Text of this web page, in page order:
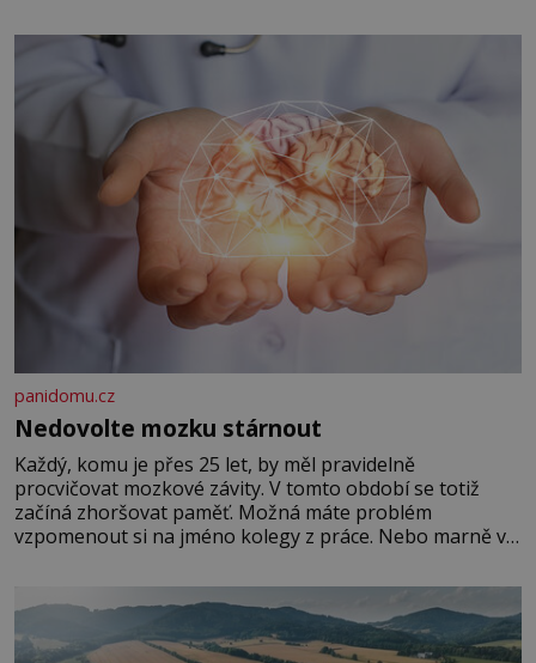
panidomu.cz
Nedovolte mozku stárnout
Každý, komu je přes 25 let, by měl pravidelně
procvičovat mozkové závity. V tomto období se totiž
začíná zhoršovat paměť. Možná máte problém
vzpomenout si na jméno kolegy z práce. Nebo marně v
Je to opravdu tak, s věkem jako kdyby se paměť
rozhodla stávkovat. Cvičte